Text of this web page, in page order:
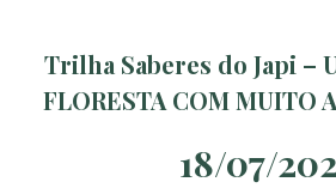
Trilha Saberes do Japi –
FLORESTA COM MUITO
18/07/